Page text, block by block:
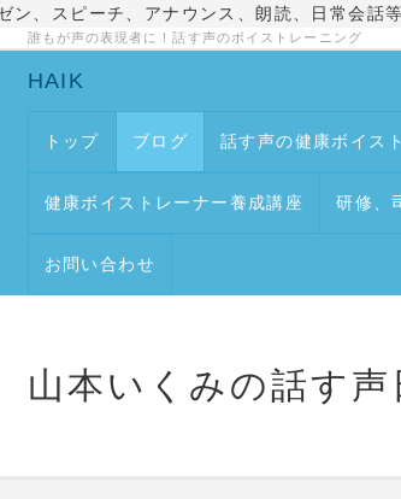
ン、スピーチ、アナウンス、朗読、日常会話
誰もが声の表現者に！話す声のボイストレーニング
HAIK
トップ ブログ 話す声の健康ボイス
健康ボイストレーナー養成講座 研修、
お問い合わせ
山本いくみの話す声